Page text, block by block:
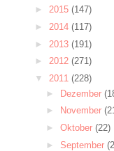
► 2015 (147)
► 2014 (117)
► 2013 (191)
► 2012 (271)
▼ 2011 (228)
► Dezember
►
November
► Oktober (22)
► September